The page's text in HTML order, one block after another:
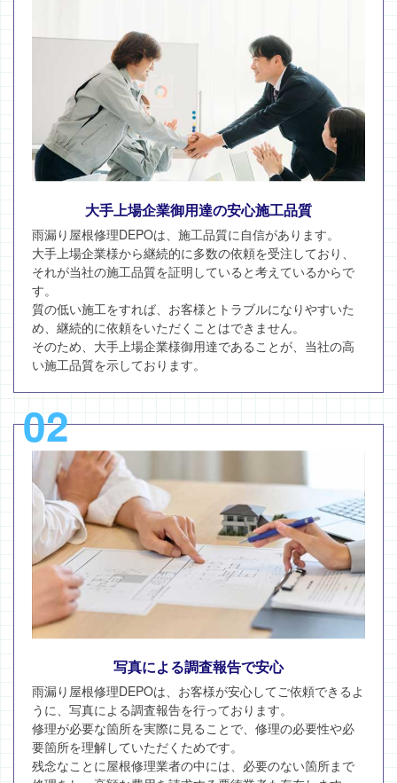
大手上場企業御用達の安心施工品質
雨漏り屋根修理DEPOは、施工品質に自信があります。
大手上場企業様から継続的に多数の依頼を受注しており、
それが当社の施工品質を証明していると考えているからで
す。
質の低い施工をすれば、お客様とトラブルになりやすいた
め、継続的に依頼をいただくことはできません。
そのため、大手上場企業様御用達であることが、当社の高
い施工品質を示しております。
02
写真による調査報告で安心
雨漏り屋根修理DEPOは、お客様が安心してご依頼できるよ
うに、写真による調査報告を行っております。
修理が必要な箇所を実際に見ることで、修理の必要性や必
要箇所を理解していただくためです。
残念なことに屋根修理業者の中には、必要のない箇所まで